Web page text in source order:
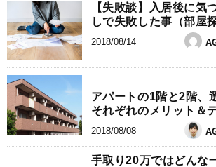
【失敗談】入居後に気
しで失敗した事（部屋
2018/08/14
アパートの1階と2階、
それぞれのメリット＆
2018/08/08
手取り20万ではどんな